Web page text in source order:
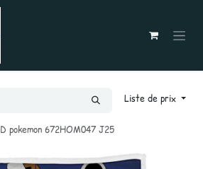
Liste de prix
pokemon 672HOM047 J25